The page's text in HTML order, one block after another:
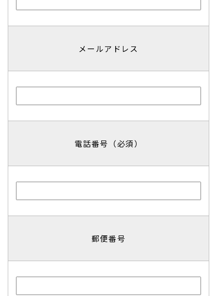
メールアドレス
電話番号（必須）
郵便番号